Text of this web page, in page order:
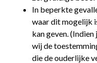
In beperkte
waar dit mogelijk
kan geven.
wij de
die de ouderlijke